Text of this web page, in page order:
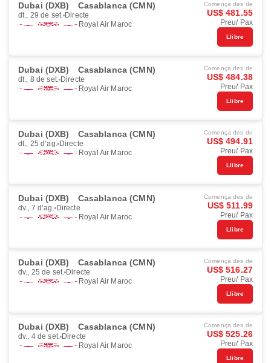
Dubai (DXB) Casablanca (CMN)
dt., 29 de set. Directe
Royal Air Maroc
Comença des de
US$ 481.55
Preu/ Pax
Llibre
Dubai (DXB) Casablanca (CMN)
dt., 8 de set. Directe
Royal Air Maroc
Comença des de
US$ 484.38
Preu/ Pax
Llibre
Dubai (DXB) Casablanca (CMN)
dt., 25 d’ag. Directe
Royal Air Maroc
Comença des de
US$ 494.91
Preu/ Pax
Llibre
Dubai (DXB) Casablanca (CMN)
dv., 7 d’ag. Directe
Royal Air Maroc
Comença des de
US$ 511.99
Preu/ Pax
Llibre
Dubai (DXB) Casablanca (CMN)
dv., 25 de set. Directe
Royal Air Maroc
Comença des de
US$ 516.27
Preu/ Pax
Llibre
Dubai (DXB) Casablanca (CMN)
dv., 4 de set. Directe
Royal Air Maroc
Comença des de
US$ 525.26
Preu/ Pax
Llibre